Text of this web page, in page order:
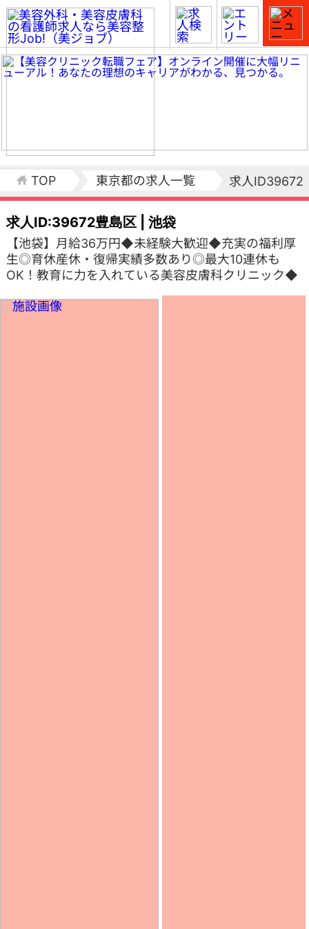
TOP 東京都の求人一覧 求人ID39672
求人ID:39672豊島区 | 池袋
【池袋】月給36万円◆未経験大歓迎◆充実の福利厚
生◎育休産休・復帰実績多数あり◎最大10連休も
OK！教育に力を入れている美容皮膚科クリニック◆